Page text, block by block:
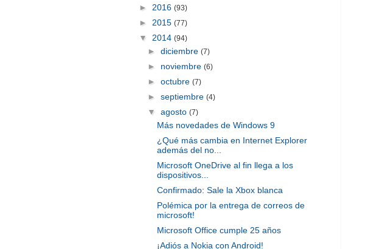
► 2016 (93)
► 2015 (77)
▼ 2014 (94)
► diciembre (7)
► noviembre (6)
► octubre (7)
► septiembre (4)
▼ agosto (7)
Más novedades de Windows 9
¿Qué más cambia en Internet Explorer
además del no...
Microsoft OneDrive al fin llega a los
dispositivos...
Confirmado: Sale la Xbox blanca
Polémica por la entrega de correos de
microsoft!
Microsoft Office cumple 25 años
¡Adiós a Nokia con Android!